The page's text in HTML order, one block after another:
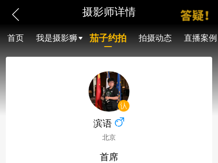
摄影师详情
首页 我是摄影狮 茄子约拍 拍摄动态 直播案例
滨语
北京
首席